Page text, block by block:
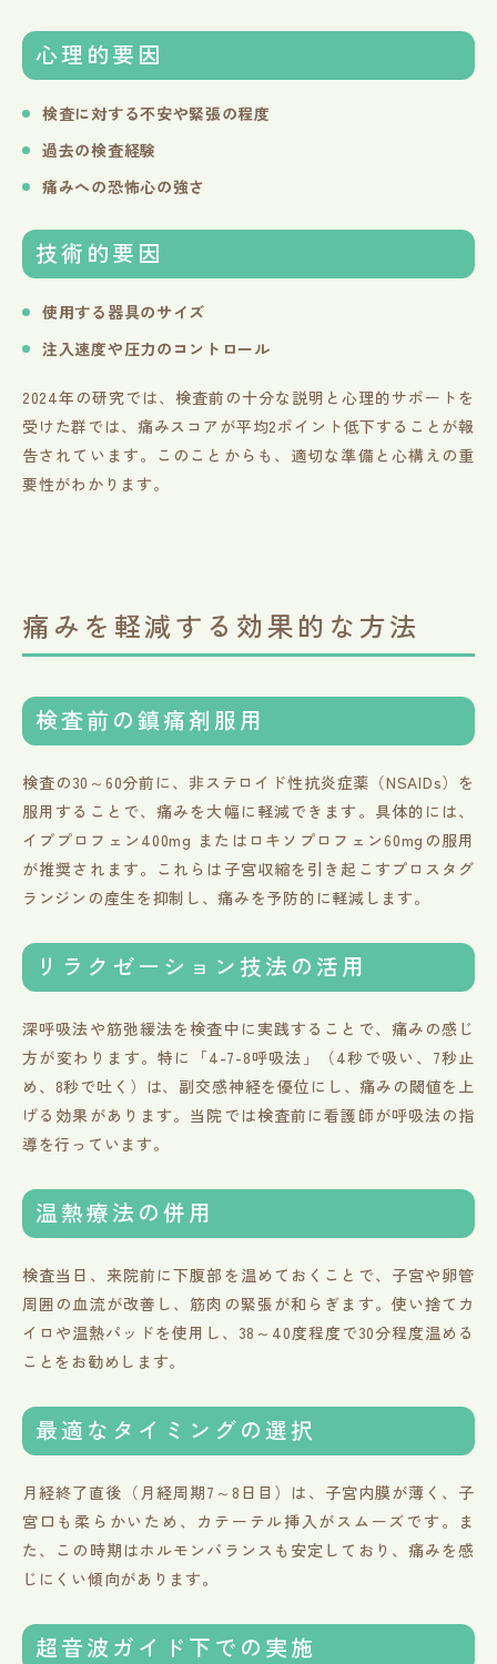
心理的要因
検査に対する不安や緊張の程度
過去の検査経験
痛みへの恐怖心の強さ
技術的要因
使用する器具のサイズ
注入速度や圧力のコントロール
2024年の研究では、検査前の十分な説明と心理的サポートを
受けた群では、痛みスコアが平均2ポイント低下することが報
告されています。このことからも、適切な準備と心構えの重
要性がわかります。
痛みを軽減する効果的な方法
検査前の鎮痛剤服用
検査の30～60分前に、非ステロイド性抗炎症薬（NSAIDs）を
服用することで、痛みを大幅に軽減できます。具体的には、
イブプロフェン400mg またはロキソプロフェン60mgの服用
が推奨されます。これらは子宮収縮を引き起こすプロスタグ
ランジンの産生を抑制し、痛みを予防的に軽減します。
リラクゼーション技法の活用
深呼吸法や筋弛緩法を検査中に実践することで、痛みの感じ
方が変わります。特に「4-7-8呼吸法」（4秒で吸い、7秒止
め、8秒で吐く）は、副交感神経を優位にし、痛みの閾値を上
げる効果があります。当院では検査前に看護師が呼吸法の指
導を行っています。
温熱療法の併用
検査当日、来院前に下腹部を温めておくことで、子宮や卵管
周囲の血流が改善し、筋肉の緊張が和らぎます。使い捨てカ
イロや温熱パッドを使用し、38～40度程度で30分程度温める
ことをお勧めします。
最適なタイミングの選択
月経終了直後（月経周期7～8日目）は、子宮内膜が薄く、子
宮口も柔らかいため、カテーテル挿入がスムーズです。ま
た、この時期はホルモンバランスも安定しており、痛みを感
じにくい傾向があります。
超音波ガイド下での実施